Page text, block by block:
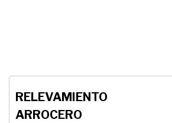
RELEVAMIENTO
ARROCERO